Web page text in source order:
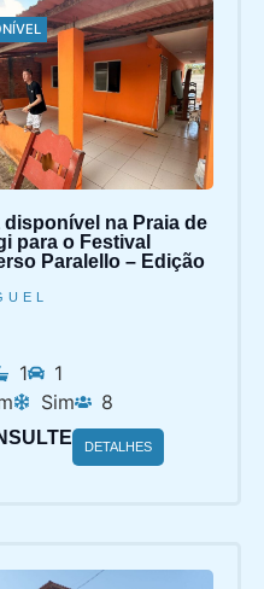
disponível na Praia de
para o Festival
Paralello – Edição
1
1
Sim 8
DETALHES